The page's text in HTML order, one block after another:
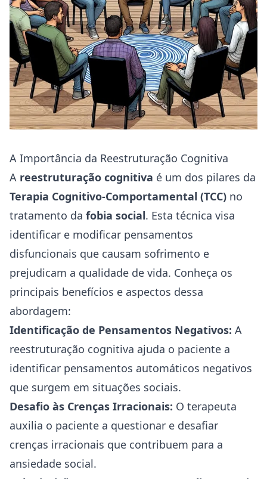
A Importância da Reestruturação Cognitiva
A reestruturação cognitiva é um dos pilares da
Terapia Cognitivo-Comportamental (TCC) no
tratamento da fobia social. Esta técnica visa
identificar e modificar pensamentos
disfuncionais que causam sofrimento e
prejudicam a qualidade de vida. Conheça os
principais benefícios e aspectos dessa
abordagem:
Identificação de Pensamentos Negativos: A
reestruturação cognitiva ajuda o paciente a
identificar pensamentos automáticos negativos
que surgem em situações sociais.
Desafio às Crenças Irracionais: O terapeuta
auxilia o paciente a questionar e desafiar
crenças irracionais que contribuem para a
ansiedade social.